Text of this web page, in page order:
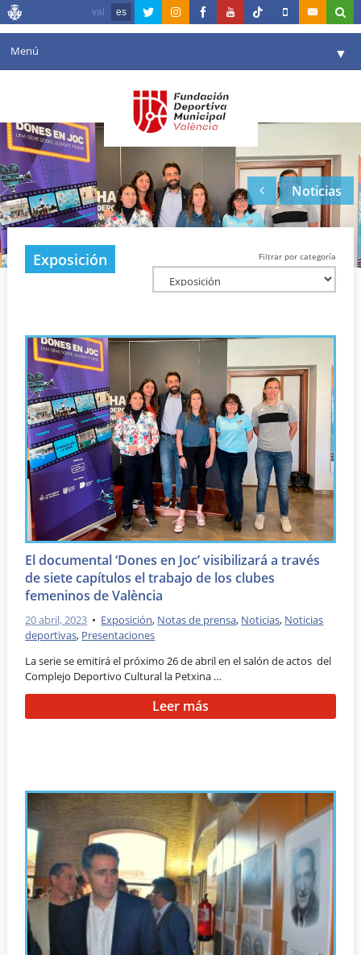
val es
Menú ▼
Agenda
Instalaciones ▼
Comunicación ▼
Valencia en deporte
Portal de Transparencia
Noticias
Exposición Filtrar por categoría
El documental ‘Dones en Joc’ visibilizará a través
de siete capítulos el trabajo de los clubes
femeninos de València
20 abril, 2023 • Exposición, Notas de prensa, Noticias, Noticias
deportivas, Presentaciones
La serie se emitirá el próximo 26 de abril en el salón de actos del
Complejo Deportivo Cultural la Petxina …
Leer más